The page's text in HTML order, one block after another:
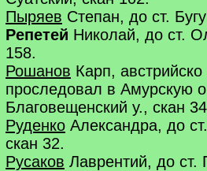
Пыряев Степан, до ст.
Репетей Николай, до ст.
158.
Рошанов Карп,
проследовал в Амурскую
Благовещенский у., скан
Руденко Александра, до
скан 32.
Русаков Лаврентий, до ст.